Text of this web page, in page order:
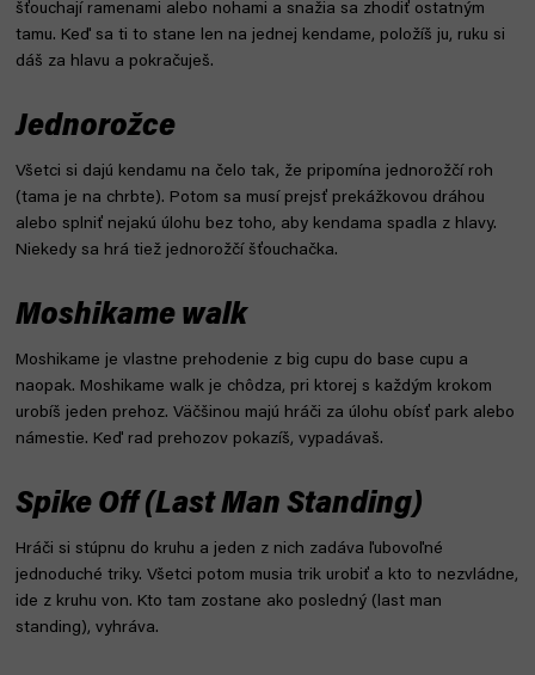
šťouchají ramenami alebo nohami a snažia sa zhodiť ostatným
tamu. Keď sa ti to stane len na jednej kendame, položíš ju, ruku si
dáš za hlavu a pokračuješ.
Jednorožce
Všetci si dajú kendamu na čelo tak, že pripomína jednorožčí roh
(tama je na chrbte). Potom sa musí prejsť prekážkovou dráhou
alebo splniť nejakú úlohu bez toho, aby kendama spadla z hlavy.
Niekedy sa hrá tiež jednorožčí šťouchačka.
Moshikame walk
Moshikame je vlastne prehodenie z big cupu do base cupu a
naopak. Moshikame walk je chôdza, pri ktorej s každým krokom
urobíš jeden prehoz. Väčšinou majú hráči za úlohu obísť park alebo
námestie. Keď rad prehozov pokazíš, vypadávaš.
Spike Off (Last Man Standing)
Hráči si stúpnu do kruhu a jeden z nich zadáva ľubovoľné
jednoduché triky. Všetci potom musia trik urobiť a kto to nezvládne,
ide z kruhu von. Kto tam zostane ako posledný (last man
standing), vyhráva.